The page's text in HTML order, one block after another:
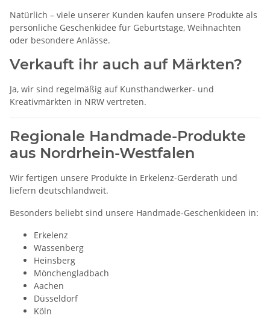
Natürlich – viele unserer Kunden kaufen unsere Produkte als
persönliche Geschenkidee für Geburtstage, Weihnachten
oder besondere Anlässe.
Verkauft ihr auch auf Märkten?
Ja, wir sind regelmäßig auf Kunsthandwerker- und
Kreativmärkten in NRW vertreten.
Regionale Handmade-Produkte
aus Nordrhein-Westfalen
Wir fertigen unsere Produkte in Erkelenz-Gerderath und
liefern deutschlandweit.
Besonders beliebt sind unsere Handmade-Geschenkideen in:
Erkelenz
Wassenberg
Heinsberg
Mönchengladbach
Aachen
Düsseldorf
Köln